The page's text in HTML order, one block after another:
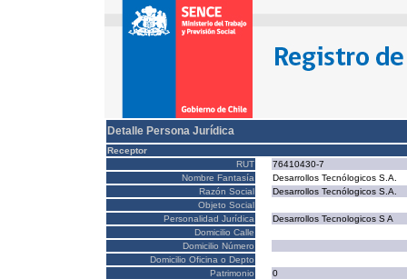
Detalle Persona Jurídica
Receptor
RUT
76410430-7
Nombre Fantasía
Desarrollos Tecnólogicos S.A.
Razón Social
Desarrollos Tecnólogicos S.A.
Objeto Social
Personalidad Jurídica
Desarrollos Tecnologicos S A
Domicilio Calle
Domicilio Número
Domicilio Oficina o Depto
Patrimonio
0